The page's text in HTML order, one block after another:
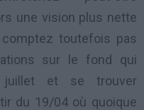
une vision plus nette
toutefois pas
sur le fond qui
juillet et se trouver
du 19/04 où quoique